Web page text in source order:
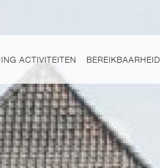
ACTIVITEITEN BEREIKBAARHEID